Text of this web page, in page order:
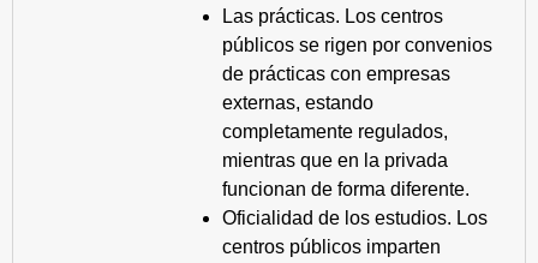
Las prácticas. Los centros
públicos se rigen por convenios
de prácticas con empresas
externas, estando
completamente regulados,
mientras que en la privada
funcionan de forma diferente.
Oficialidad de los estudios. Los
centros públicos imparten